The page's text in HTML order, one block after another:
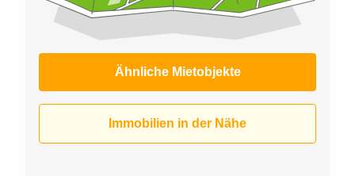
Ähnliche Mietobjekte
Immobilien in der Nähe